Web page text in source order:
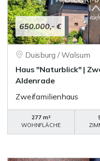
650.000,- €
Duisburg / Walsum
Haus "Naturblick" |
Aldenrade
Zweifamilienhaus
277 m²
WOHNFLÄCHE